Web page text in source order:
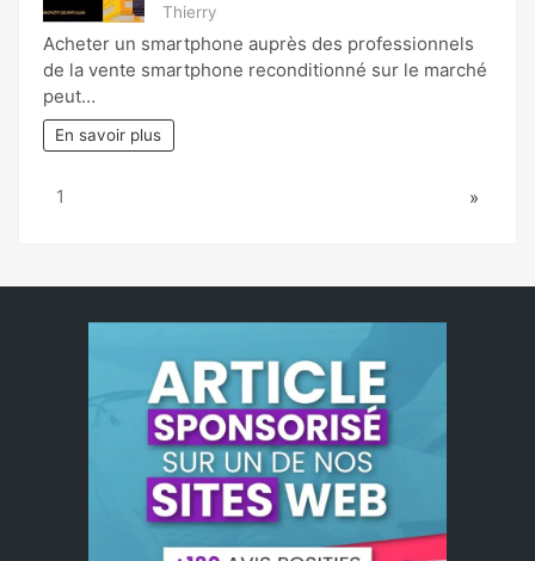
Thierry
Acheter un smartphone auprès des professionnels
de la vente smartphone reconditionné sur le marché
peut…
En savoir plus
Page:
1 Next
»